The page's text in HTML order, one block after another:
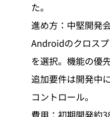
た。
進め方：中堅開発
Androidのクロス
を選択。機能の優
追加要件は開発中
コントロール。